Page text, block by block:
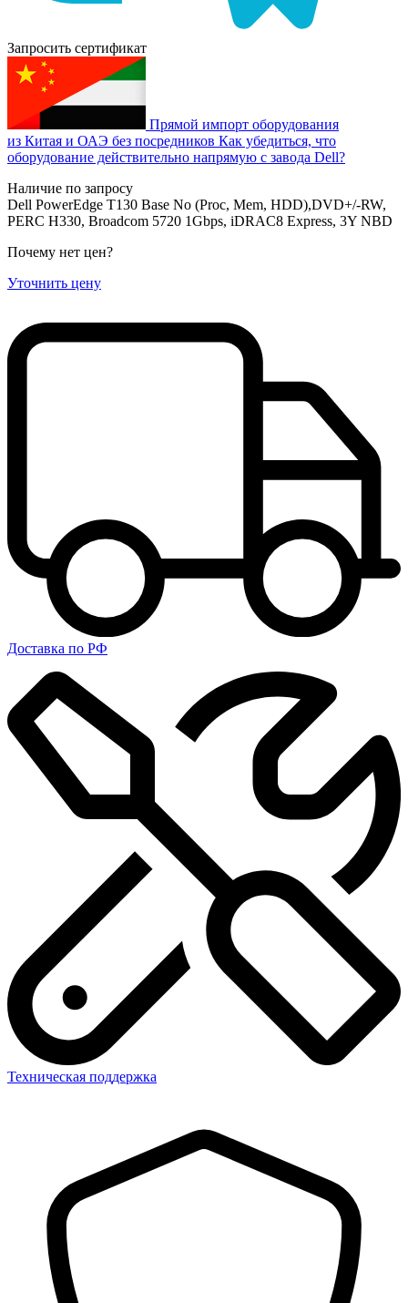
Запросить сертификат
Прямой импорт оборудования
из Китая и ОАЭ без посредников Как убедиться, что
оборудование действительно напрямую с завода Dell?
Наличие по запросу
Dell PowerEdge T130 Base No (Proc, Mem, HDD),DVD+/-RW,
PERC H330, Broadcom 5720 1Gbps, iDRAC8 Express, 3Y NBD
Почему нет цен?
Уточнить цену
Доставка по РФ
Техническая поддержка